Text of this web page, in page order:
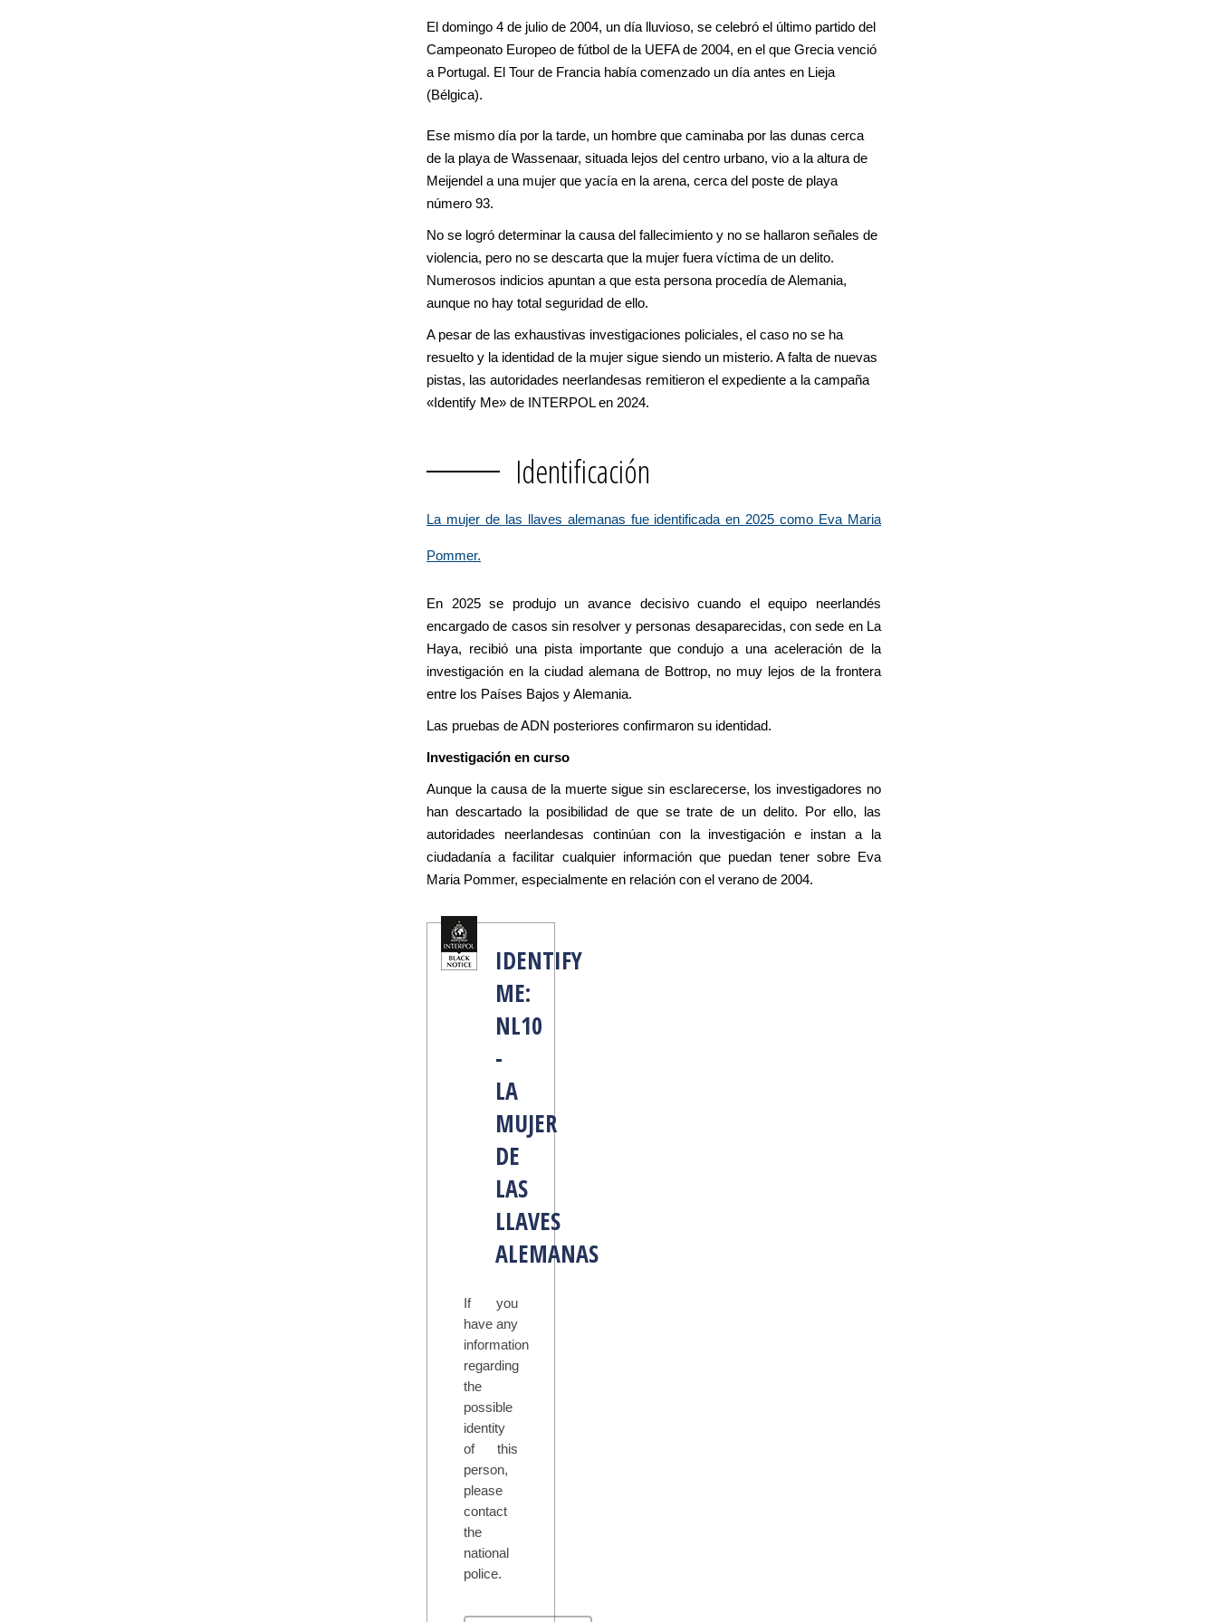
El domingo 4 de julio de 2004, un día lluvioso, se celebró el último partido del
Campeonato Europeo de fútbol de la UEFA de 2004, en el que Grecia venció
a Portugal. El Tour de Francia había comenzado un día antes en Lieja
(Bélgica).
Ese mismo día por la tarde, un hombre que caminaba por las dunas cerca
de la playa de Wassenaar, situada lejos del centro urbano, vio a la altura de
Meijendel a una mujer que yacía en la arena, cerca del poste de playa
número 93.
No se logró determinar la causa del fallecimiento y no se hallaron señales de
violencia, pero no se descarta que la mujer fuera víctima de un delito.
Numerosos indicios apuntan a que esta persona procedía de Alemania,
aunque no hay total seguridad de ello.
A pesar de las exhaustivas investigaciones policiales, el caso no se ha
resuelto y la identidad de la mujer sigue siendo un misterio. A falta de nuevas
pistas, las autoridades neerlandesas remitieron el expediente a la campaña
«Identify Me» de INTERPOL en 2024.
Identificación
La mujer de las llaves alemanas fue identificada en 2025 como Eva Maria
Pommer.
En 2025 se produjo un avance decisivo cuando el equipo neerlandés
encargado de casos sin resolver y personas desaparecidas, con sede en La
Haya, recibió una pista importante que condujo a una aceleración de la
investigación en la ciudad alemana de Bottrop, no muy lejos de la frontera
entre los Países Bajos y Alemania.
Las pruebas de ADN posteriores confirmaron su identidad.
Investigación en curso
Aunque la causa de la muerte sigue sin esclarecerse, los investigadores no
han descartado la posibilidad de que se trate de un delito. Por ello, las
autoridades neerlandesas continúan con la investigación e instan a la
ciudadanía a facilitar cualquier información que puedan tener sobre Eva
Maria Pommer, especialmente en relación con el verano de 2004.
IDENTIFY
ME:
NL10
-
LA
MUJER
DE
LAS
LLAVES
ALEMANAS
If you
have any
information
regarding
the
possible
identity
of this
person,
please
contact
the
national
police.